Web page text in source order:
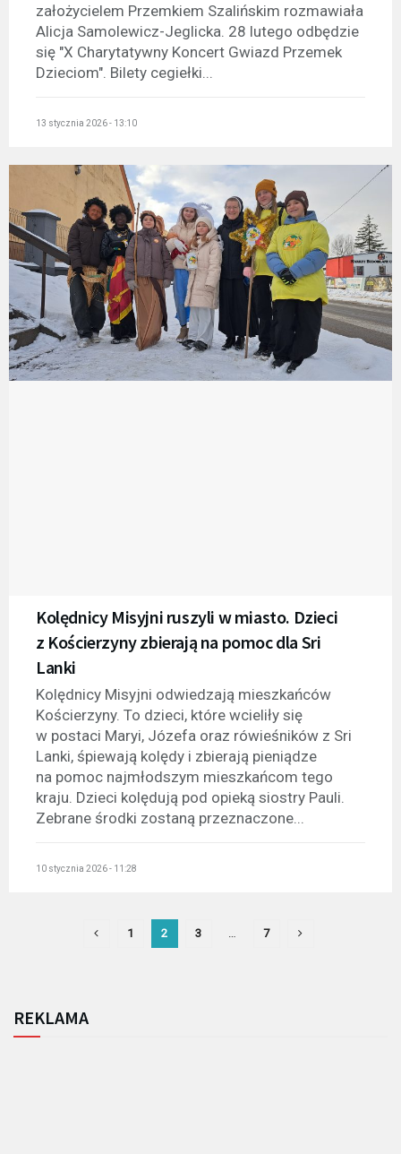
założycielem Przemkiem Szalińskim rozmawiała
Alicja Samolewicz-Jeglicka. 28 lutego odbędzie
się "X Charytatywny Koncert Gwiazd Przemek
Dzieciom". Bilety cegiełki...
13 stycznia 2026 - 13:10
Kolędnicy Misyjni ruszyli w miasto. Dzieci
z Kościerzyny zbierają na pomoc dla Sri
Lanki
Kolędnicy Misyjni odwiedzają mieszkańców
Kościerzyny. To dzieci, które wcieliły się
w postaci Maryi, Józefa oraz rówieśników z Sri
Lanki, śpiewają kolędy i zbierają pieniądze
na pomoc najmłodszym mieszkańcom tego
kraju. Dzieci kolędują pod opieką siostry Pauli.
Zebrane środki zostaną przeznaczone...
10 stycznia 2026 - 11:28
1 2 3 … 7
REKLAMA